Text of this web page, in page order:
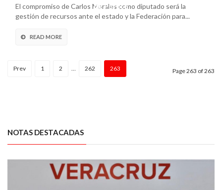
de Perote
El compromiso de Carlos Morales como diputado será la
gestión de recursos ante el estado y la Federación para...
READ MORE
Prev 1 2 … 262 263 Page 263 of 263
NOTAS DESTACADAS